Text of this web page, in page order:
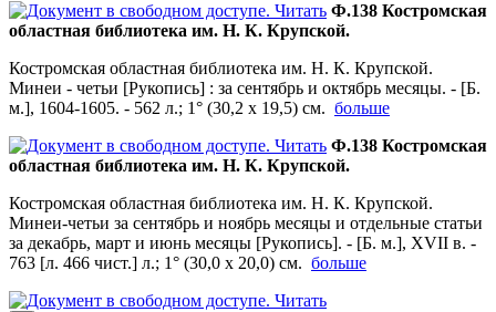
Читать Ф.138 Костромская
областная библиотека им. Н. К. Крупской.
Костромская областная библиотека им. Н. К. Крупской.
Минеи - четьи [Рукопись] : за сентябрь и октябрь месяцы. - [Б.
м.], 1604-1605. - 562 л.; 1° (30,2 х 19,5) см. больше
Читать Ф.138 Костромская
областная библиотека им. Н. К. Крупской.
Костромская областная библиотека им. Н. К. Крупской.
Минеи-четьи за сентябрь и ноябрь месяцы и отдельные статьи
за декабрь, март и июнь месяцы [Рукопись]. - [Б. м.], XVII в. -
763 [л. 466 чист.] л.; 1° (30,0 х 20,0) см. больше
Читать